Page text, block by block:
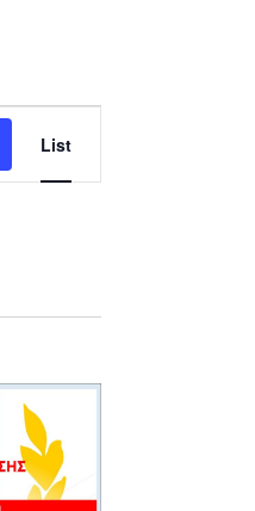
Views
List